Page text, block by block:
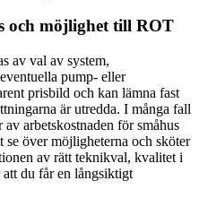
och möjlighet till ROT
av val av system,
pump- eller
prisbild och kan lämna fast
är utredda. I många fall
arbetskostnaden för småhus
över möjligheterna och sköter
av rätt teknikval, kvalitet i
du får en långsiktigt